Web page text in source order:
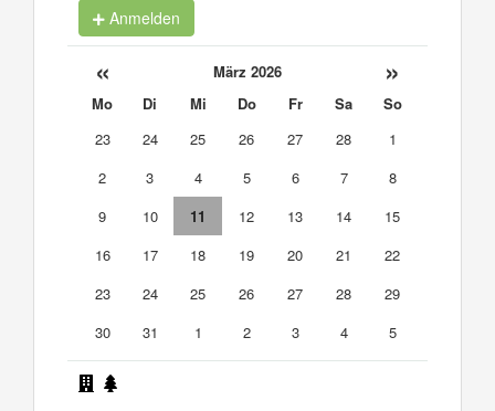
Anmelden
« März 2026 »
Mo Di Mi Do Fr Sa
So
23
24 25 26 27 28
1
2
3 4 5 6 7
8
9
10 11 12 13 14
15
16
17 18 19 20 21
22
23
24 25 26 27 28
29
30
31 1 2 3 4 5